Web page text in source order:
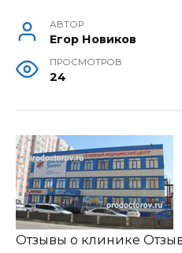
АВТОР
Егор Новиков
ПРОСМОТРОВ
24
Отзывы о клинике